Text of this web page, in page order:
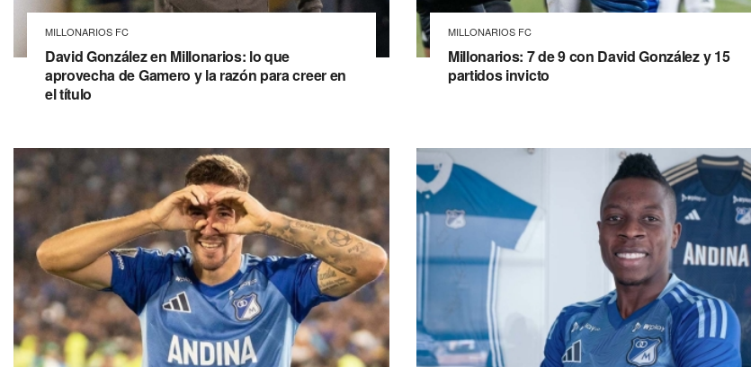
MILLONARIOS FC
David González en Millonarios: lo que
aprovecha de Gamero y la razón para creer en
el título
MILLONARIOS FC
Millonarios: 7 de 9 con David González y 15
partidos invicto